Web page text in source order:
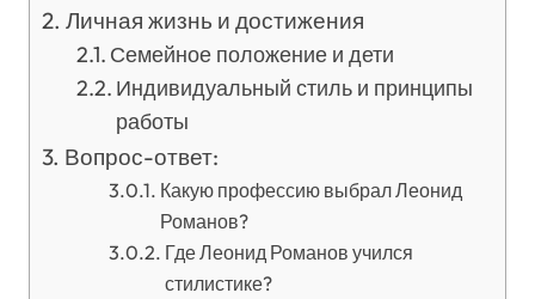
Личная жизнь и достижения
Семейное положение и дети
Индивидуальный стиль и принципы
работы
Вопрос-ответ:
Какую профессию выбрал Леонид
Романов?
Где Леонид Романов учился
стилистике?